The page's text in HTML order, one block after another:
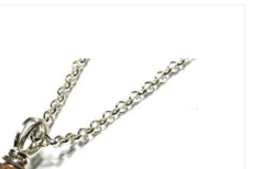
GARNET: Griffin zijde
draad
2 meter met naald